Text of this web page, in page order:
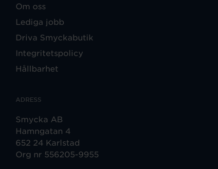
Om oss
Lediga jobb
Driva Smyckabutik
Integritetspolicy
Hållbarhet
ADRESS
Smycka AB
Hamngatan 4
652 24 Karlstad
Org nr 556205-9955